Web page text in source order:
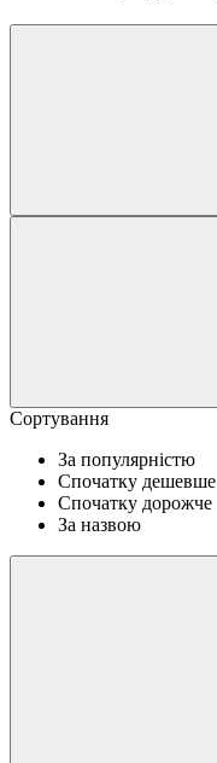
Сортування
За популярністю
Спочатку дешевше
Спочатку дорожче
За назвою